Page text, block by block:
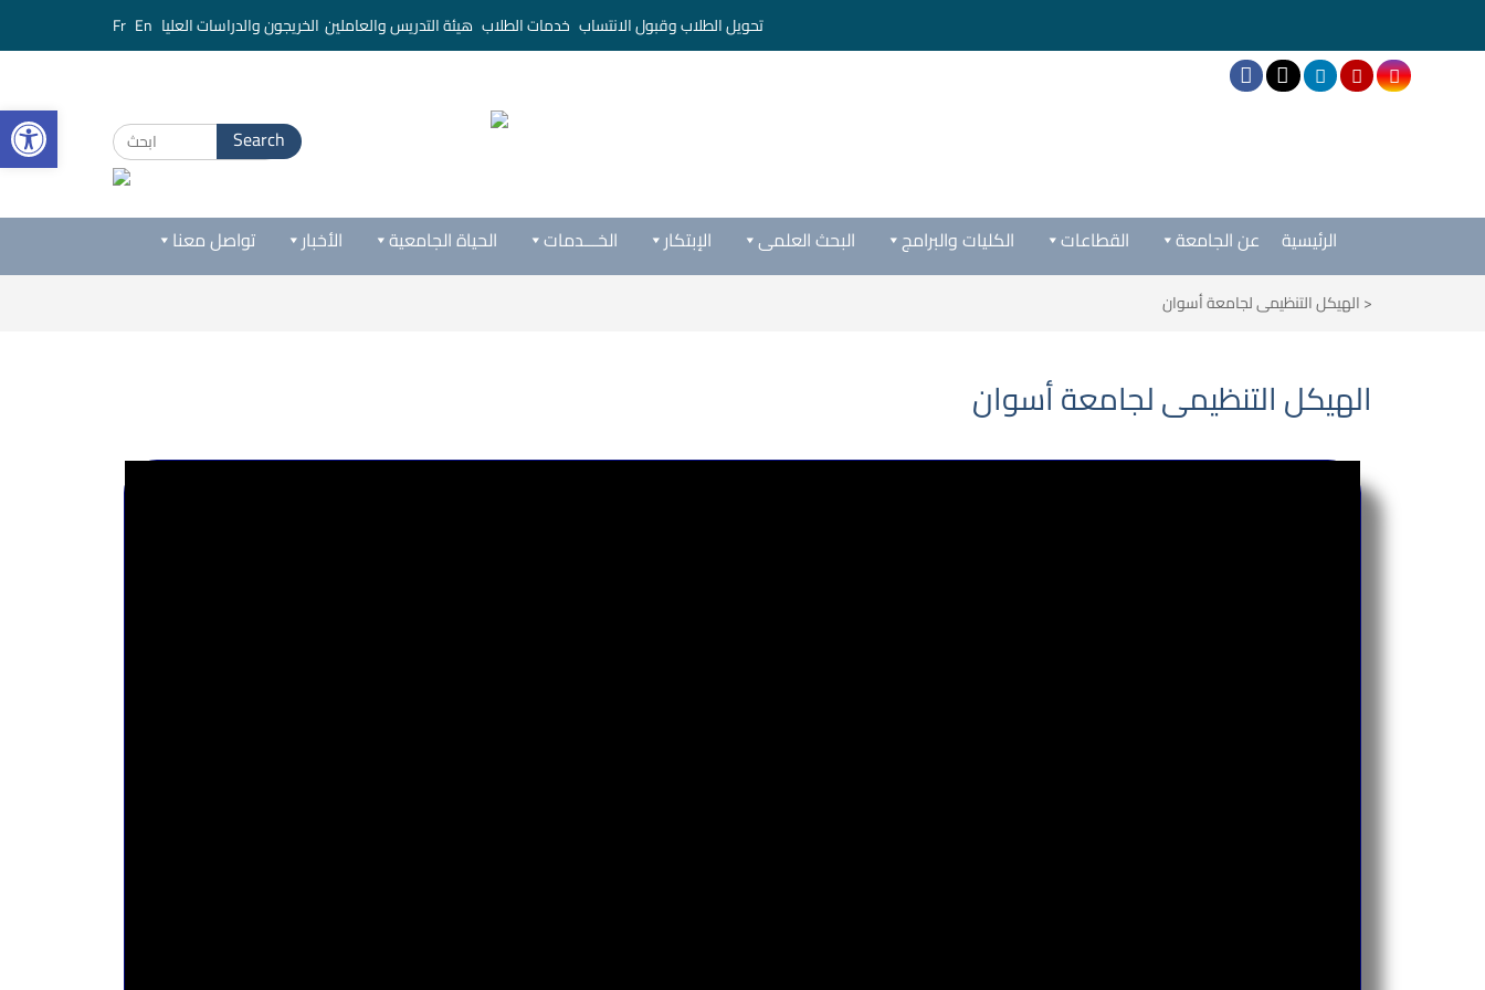
تحويل الطلاب وقبول الانتساب خدمات الطلاب هيئة التدريس والعاملين الخريجون والدراسات العليا
تواصل معنا الأخبار الحياة الجامعية الخـــدمات الإبتكار البحث العلمى الكليات والبرامج القطاعات عن الجامعة الرئيسية
<الهيكل التنظيمى لجامعة أسوان
الهيكل التنظيمى لجامعة أسوان